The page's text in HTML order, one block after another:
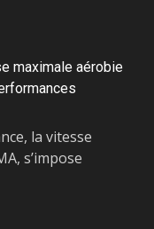
maximale aérobie
la vitesse
s’impose